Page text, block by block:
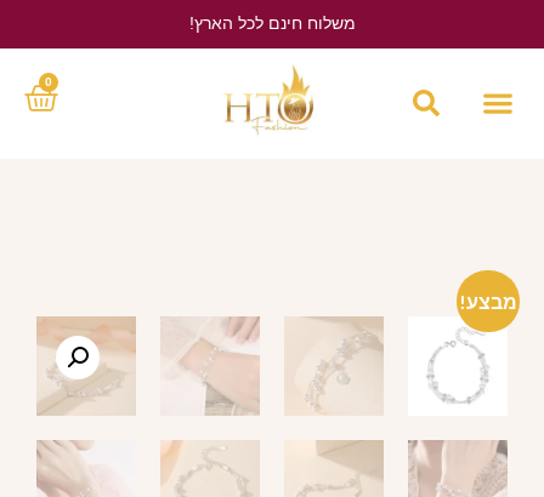
משלוח חינם לכל הארץ!
0
מבצע!